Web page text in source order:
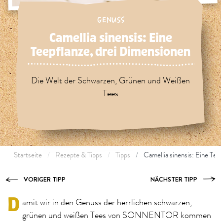
GENUSS
Camellia sinensis: Eine
Teepflanze, drei Dimensionen
Die Welt der Schwarzen, Grünen und Weißen
Tees
Startseite Rezepte & Tipps Tipps Camellia sinensis: Eine
VORIGER TIPP NÄCHSTER TIPP
D amit wir in den Genuss der herrlichen schwarzen,
grünen und weißen Tees von SONNENTOR kommen